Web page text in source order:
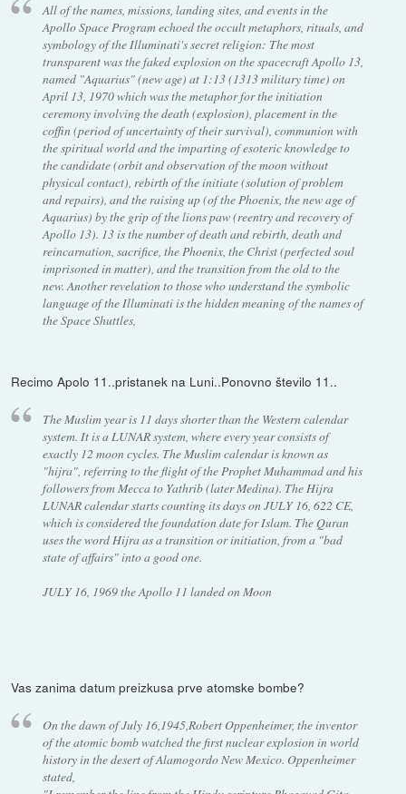
All of the names, missions, landing sites, and events in the
Apollo Space Program echoed the occult metaphors, rituals, and
symbology of the Illuminati's secret religion: The most
transparent was the faked explosion on the spacecraft Apollo 13,
named "Aquarius" (new age) at 1:13 (1313 military time) on
April 13, 1970 which was the metaphor for the initiation
ceremony involving the death (explosion), placement in the
coffin (period of uncertainty of their survival), communion with
the spiritual world and the imparting of esoteric knowledge to
the candidate (orbit and observation of the moon without
physical contact), rebirth of the initiate (solution of problem
and repairs), and the raising up (of the Phoenix, the new age of
Aquarius) by the grip of the lions paw (reentry and recovery of
Apollo 13). 13 is the number of death and rebirth, death and
reincarnation, sacrifice, the Phoenix, the Christ (perfected soul
imprisoned in matter), and the transition from the old to the
new. Another revelation to those who understand the symbolic
language of the Illuminati is the hidden meaning of the names of
the Space Shuttles,
Recimo Apolo 11..pristanek na Luni..Ponovno število 11..
The Muslim year is 11 days shorter than the Western calendar
system. It is a LUNAR system, where every year consists of
exactly 12 moon cycles. The Muslim calendar is known as
"hijra", referring to the flight of the Prophet Muhammad and his
followers from Mecca to Yathrib (later Medina). The Hijra
LUNAR calendar starts counting its days on JULY 16, 622 CE,
which is considered the foundation date for Islam. The Quran
uses the word Hijra as a transition or initiation, from a "bad
state of affairs" into a good one.
JULY 16, 1969 the Apollo 11 landed on Moon
Vas zanima datum preizkusa prve atomske bombe?
On the dawn of July 16,1945,Robert Oppenheimer, the inventor
of the atomic bomb watched the first nuclear explosion in world
history in the desert of Alamogordo New Mexico. Oppenheimer
stated,